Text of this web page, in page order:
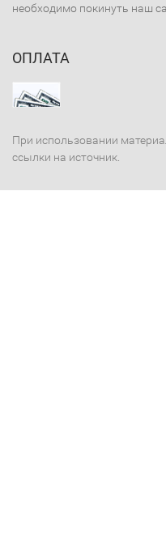
необходимо покинуть наш
ОПЛАТА
При использовании
ссылки на источник.